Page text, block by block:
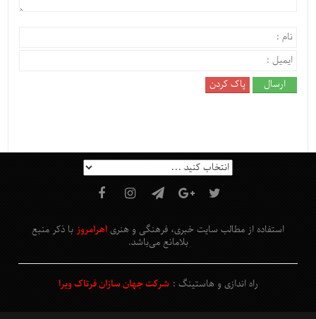
استفاده از مطالب سایت خبری، فرهنگی و هنری اهرامروز با ذکر منبع
بلامانع می‌باشد.
راه اندازی و هاستینگ :شرکت جهان سازان فرتاک ویرا